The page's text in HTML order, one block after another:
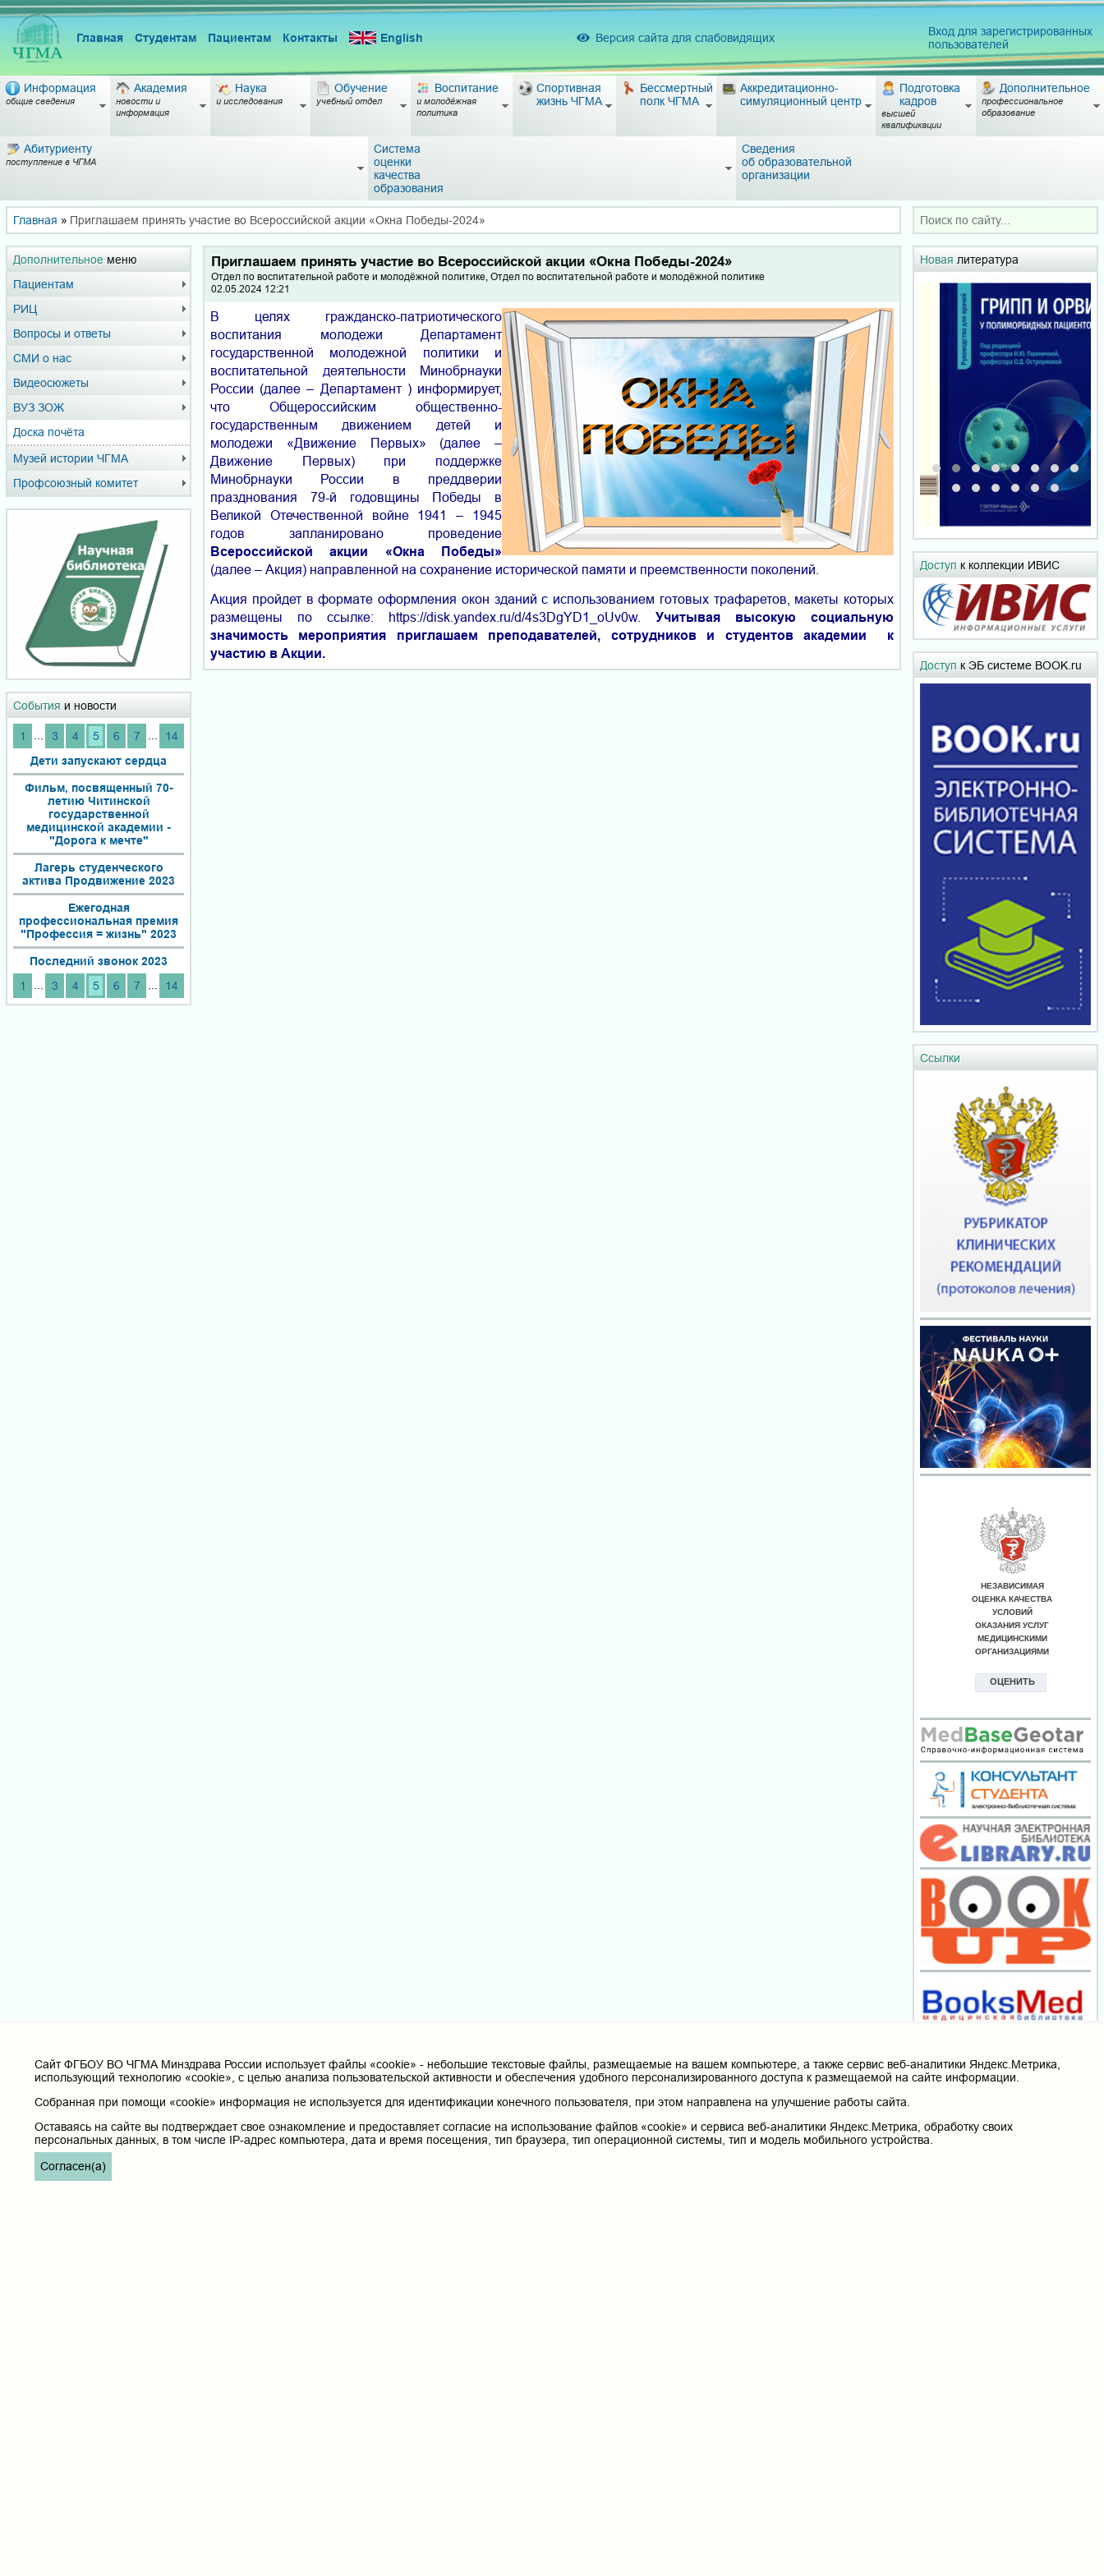
Главная Студентам Пациентам Контакты English Версия сайта для слабовидящих
Вход для зарегистрированных
пользователей
Информация
общие сведения
Академия
новости и
информация
Наука
и исследования
Обучение
учебный отдел
Воспитание
и молодёжная
политика
Спортивная
жизнь ЧГМА
Бессмертный
полк ЧГМА
Аккредитационно-
симуляционный центр
Подготовка
кадров
высшей
квалификации
Дополнительное
профессиональное
образование
Абитуриенту
поступление в ЧГМА
Система
оценки
качества
образования
Сведения
об образовательной
организации
Главная » Приглашаем принять участие во Всероссийской акции «Окна Победы-2024»
Дополнительное меню
Пациентам
РИЦ
Вопросы и ответы
СМИ о нас
Видеосюжеты
ВУЗ ЗОЖ
Доска почёта
Музей истории ЧГМА
Профсоюзный комитет
События и новости
1 ... 3 4 5 6 7 ...
14
Дети запускают сердца
Фильм, посвященный 70-
летию Читинской
государственной
медицинской академии -
"Дорога к мечте"
Лагерь студенческого
актива Продвижение 2023
Ежегодная
профессиональная премия
"Профессия = жизнь" 2023
Последний звонок 2023
1
... 3 4 5 6 7 ... 14
Приглашаем принять участие во Всероссийской акции «Окна Победы-2024»
Отдел по воспитательной работе и молодёжной политике, Отдел по воспитательной работе и молодёжной политике
02.05.2024 12:21
В целях гражданско-патриотического
воспитания молодежи Департамент
государственной молодежной политики и
воспитательной деятельности Минобрнауки
России (далее – Департамент ) информирует,
что Общероссийским общественно-
государственным движением детей и
молодежи «Движение Первых» (далее –
Движение Первых) при поддержке
Минобрнауки России в преддверии
празднования 79-й годовщины Победы в
Великой Отечественной войне 1941 – 1945
годов запланировано проведение
Всероссийской акции «Окна Победы»
(далее – Акция) направленной на сохранение исторической памяти и преемственности поколений.
Акция пройдет в формате оформления окон зданий с использованием готовых трафаретов, макеты которых
размещены по ссылке: https://disk.yandex.ru/d/4s3DgYD1_oUv0w. Учитывая высокую социальную
значимость мероприятия приглашаем преподавателей, сотрудников и студентов академии к
участию в Акции.
Новая литература
Доступ к коллекции ИВИС
Доступ к ЭБ системе BOOK.ru
Ссылки
Cайт ФГБОУ ВО ЧГМА Минздрава России использует файлы «cookie» - небольшие текстовые файлы, размещаемые на вашем компьютере, а также сервис веб-аналитики Яндекс.Метрика,
использующий технологию «cookie», с целью анализа пользовательской активности и обеспечения удобного персонализированного доступа к размещаемой на сайте информации.
Собранная при помощи «cookie» информация не используется для идентификации конечного пользователя, при этом направлена на улучшение работы сайта.
Оставаясь на сайте вы подтверждает свое ознакомление и предоставляет согласие на использование файлов «cookie» и сервиса веб-аналитики Яндекс.Метрика, обработку своих
персональных данных, в том числе IP-адрес компьютера, дата и время посещения, тип браузера, тип операционной системы, тип и модель мобильного устройства.
Согласен(а)